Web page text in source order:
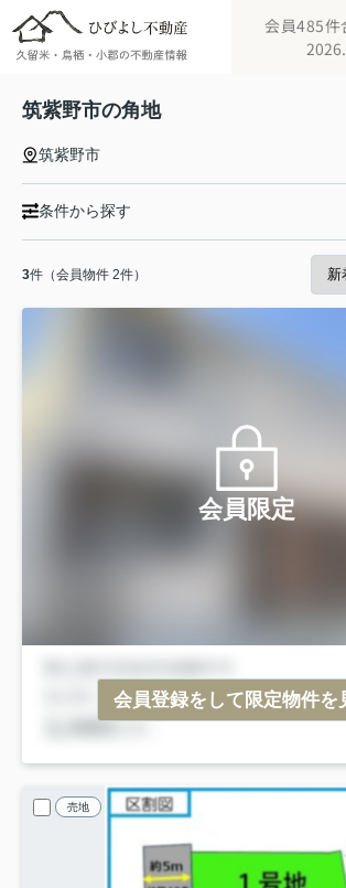
会員485件
筑紫野市の角地
筑紫野市
条件から探す
3件（会員物件 2件）
会員限定
会員登録をして限定物件を
売地